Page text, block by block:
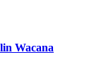
Wacana